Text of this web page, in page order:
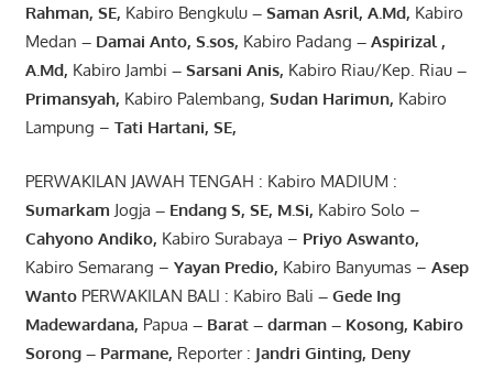
Rahman, SE, Kabiro Bengkulu– Saman Asril, A.Md, Kabiro
Medan – Damai Anto, S.sos, Kabiro Padang – Aspirizal ,
A.Md, Kabiro Jambi – Sarsani Anis, Kabiro Riau/Kep. Riau–
Primansyah, Kabiro Palembang, Sudan Harimun, Kabiro
Lampung – Tati Hartani, SE,
PERWAKILAN JAWAH TENGAH : Kabiro MADIUM :
Sumarkam Jogja – EndangS, SE, M.Si, Kabiro Solo –
Cahyono Andiko, Kabiro Surabaya – Priyo Aswanto,
Kabiro Semarang – Yayan Predio, Kabiro Banyumas – Asep
WantoPERWAKILAN BALI : Kabiro Bali – Gede Ing
Madewardana, Papua – Barat – darman– Kosong, Kabiro
Sorong– Parmane, Reporter : Jandri Ginting, Deny